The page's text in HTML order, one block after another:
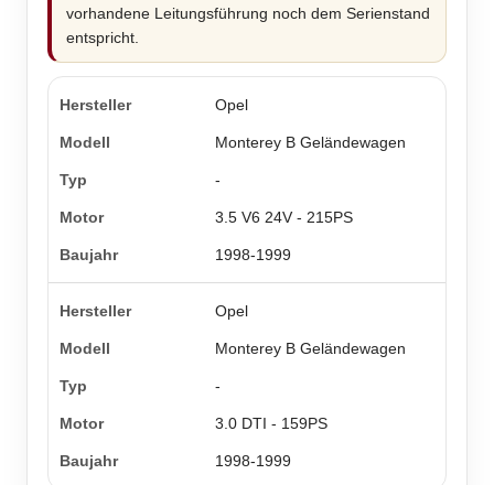
vorhandene Leitungsführung noch dem Serienstand
entspricht.
Opel
Monterey B Geländewagen
-
3.5 V6 24V - 215PS
1998-1999
Opel
Monterey B Geländewagen
-
3.0 DTI - 159PS
1998-1999